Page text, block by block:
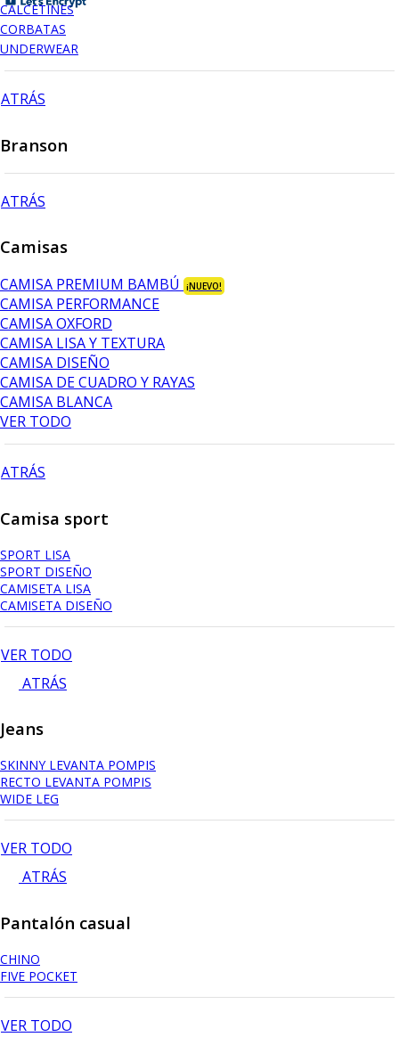
CALCETINES
CORBATAS
UNDERWEAR
ATRÁS
Branson
ATRÁS
Camisas
CAMISA PREMIUM BAMBÚ ¡NUEVO!
CAMISA PERFORMANCE
CAMISA OXFORD
CAMISA LISA Y TEXTURA
CAMISA DISEÑO
CAMISA DE CUADRO Y RAYAS
CAMISA BLANCA
VER TODO
ATRÁS
Camisa sport
SPORT LISA
SPORT DISEÑO
CAMISETA LISA
CAMISETA DISEÑO
VER TODO
ATRÁS
Jeans
SKINNY LEVANTA POMPIS
RECTO LEVANTA POMPIS
WIDE LEG
VER TODO
ATRÁS
Pantalón casual
CHINO
FIVE POCKET
VER TODO